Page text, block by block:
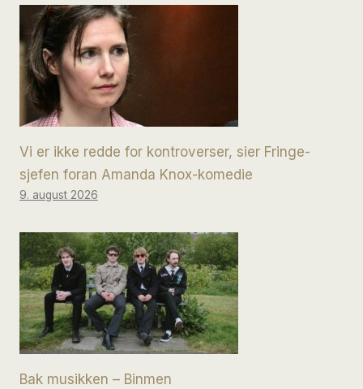
Vi er ikke redde for kontroverser, sier Fringe-
sjefen foran Amanda Knox-komedie
9. august 2026
Bak musikken – Binmen